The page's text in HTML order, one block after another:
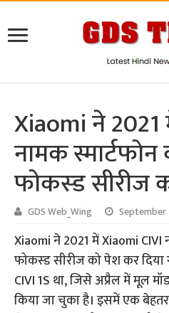
Xiaomi ने
नामक
फोकस्ड सीरीज
GDS Web_Wing September
Xiaomi ने 2021 में Xiaomi CIVI
फोकस्ड सीरीज को पेश कर दिया
CIVI 1S था, जिसे अप्रैल में मूल
किया जा चुका है। इसमें एक